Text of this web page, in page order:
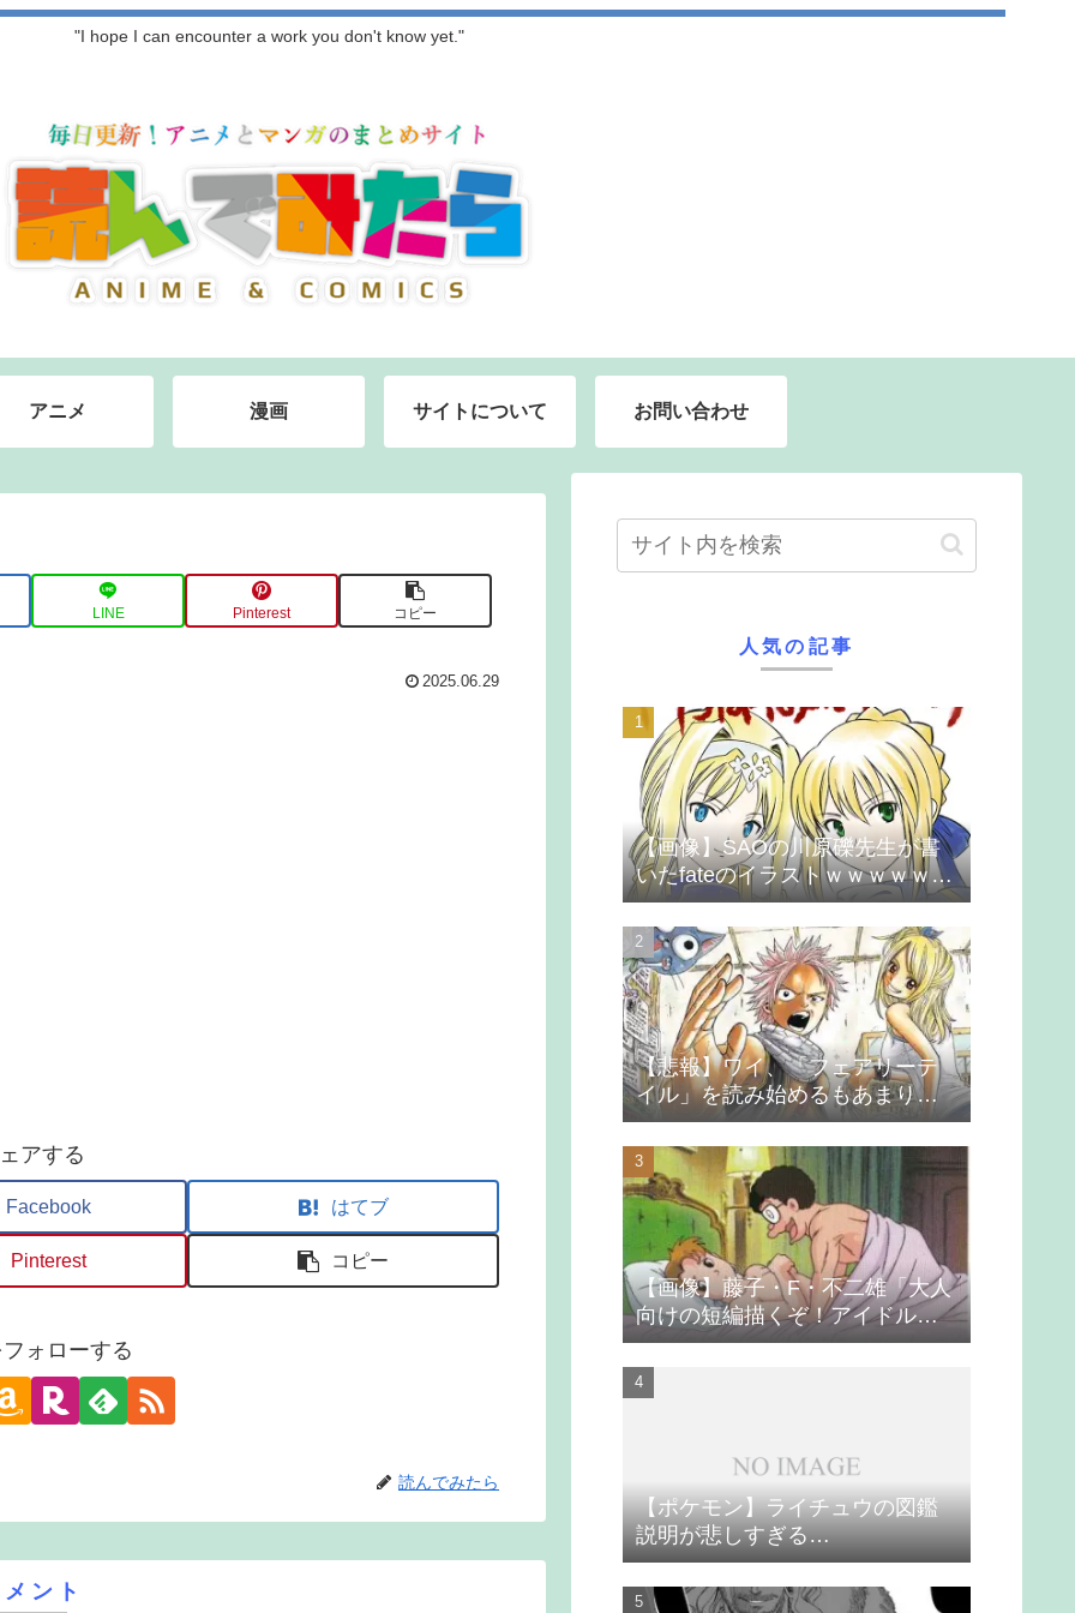
"I hope I can encounter a work you don't know yet."
アニメ 漫画 サイトについて お問い合わせ
LINE Pinterest コピー
2025.06.29
アする
Facebook はてブ
Pinterest コピー
ォローする
読んでみたら
ント
人気の記事
【画像】SAOの川原礫先生が書
いたfateのイラストｗｗｗｗｗｗ
ｗｗｗ
【悲報】ワイ、「フェアリーテ
イル」を読み始めるもあまりの
つまらなさに挫折する
【画像】藤子・F・不二雄「大人
向けの短編描くぞ！アイドルが
無理やり抱かれるシーン入れ
よ」
【ポケモン】ライチュウの図鑑
説明が悲しすぎる…